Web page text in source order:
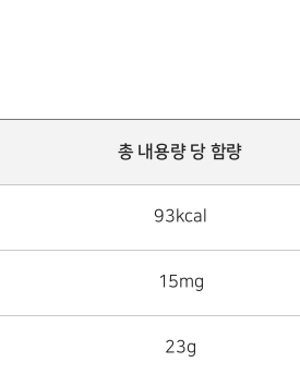
총 내용량 당 함량
93kcal
15mg
23g